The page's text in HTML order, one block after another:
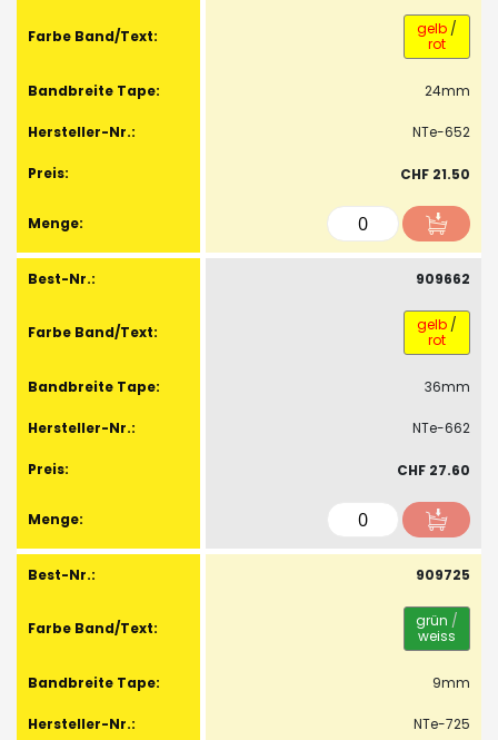
gelb /
rot
24mm
NTe-652
CHF 21.50
909662
gelb /
rot
36mm
NTe-662
CHF 27.60
909725
grün /
weiss
9mm
NTe-725